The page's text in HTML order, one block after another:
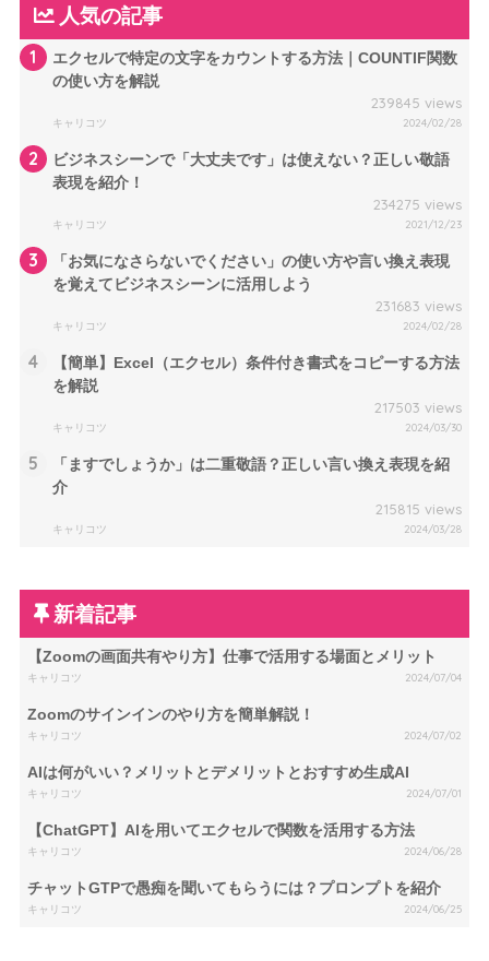
人気の記事
1
エクセルで特定の文字をカウントする方法｜COUNTIF関数
の使い方を解説
239845 views
キャリコツ 2024/02/28
2
ビジネスシーンで「大丈夫です」は使えない？正しい敬語
表現を紹介！
234275 views
キャリコツ 2021/12/23
3
「お気になさらないでください」の使い方や言い換え表現
を覚えてビジネスシーンに活用しよう
231683 views
キャリコツ 2024/02/28
4
【簡単】Excel（エクセル）条件付き書式をコピーする方法
を解説
217503 views
キャリコツ 2024/03/30
5
「ますでしょうか」は二重敬語？正しい言い換え表現を紹
介
215815 views
キャリコツ 2024/03/28
新着記事
【Zoomの画面共有やり方】仕事で活用する場面とメリット
キャリコツ 2024/07/04
Zoomのサインインのやり方を簡単解説！
キャリコツ 2024/07/02
AIは何がいい？メリットとデメリットとおすすめ生成AI
キャリコツ 2024/07/01
【ChatGPT】AIを用いてエクセルで関数を活用する方法
キャリコツ 2024/06/28
チャットGTPで愚痴を聞いてもらうには？プロンプトを紹介
キャリコツ 2024/06/25